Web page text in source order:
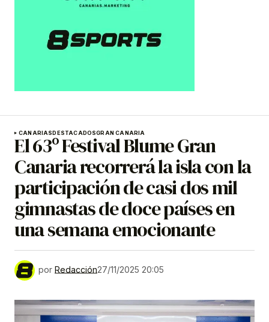
CANARIASDESTACADOSGRAN CANARIA
El 63º Festival Blume Gran
Canaria recorrerá la isla con la
participación de casi dos mil
gimnastas de doce países en
una semana emocionante
por Redacción27/11/2025 20:05